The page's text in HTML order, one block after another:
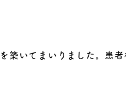
いてまいりました。患